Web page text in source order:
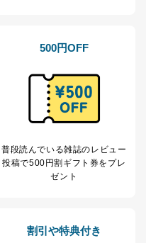
わせ対応、トラブル対
社のプライバシーポリシ
公表する利用目的達成の
目的であり、下記4.の
だきます。
ー（提携企業）様又は
て
500円OFF
普段読んでいる雑誌のレビュー
投稿で500円割ギフト券をプレ
ゼント
割引や特典付き